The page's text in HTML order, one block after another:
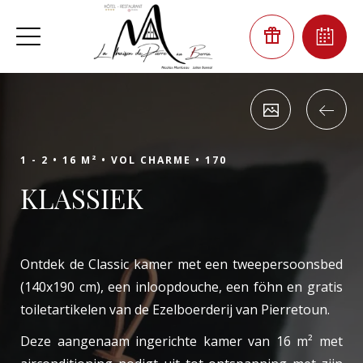
1 - 2 • 16 M² • VOL CHARME • 170
KLASSIEK
Ontdek de Classic kamer met een tweepersoonsbed
(140x190 cm), een inloopdouche, een föhn en gratis
toiletartikelen van de Ezelboerderij van Pierretoun.
Deze aangenaam ingerichte kamer van 16 m² met